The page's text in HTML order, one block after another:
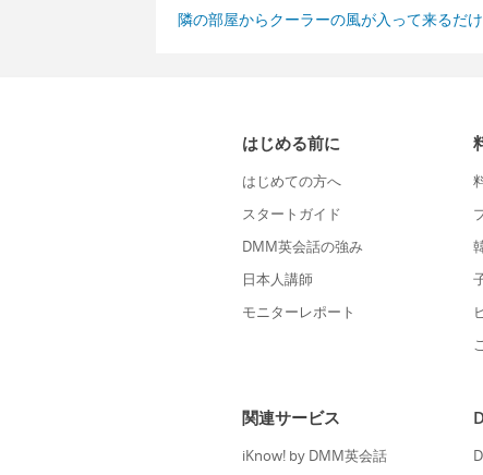
隣の部屋からクーラーの風が入って来るだ
はじめる前に
はじめての方へ
スタートガイド
DMM英会話の強み
日本人講師
モニターレポート
関連サービス
iKnow! by DMM英会話